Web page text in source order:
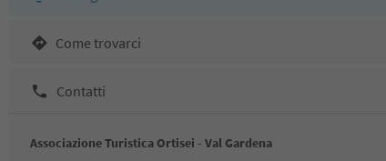
Come trovarci
Contatti
Associazione Turistica Ortisei - Val Gardena